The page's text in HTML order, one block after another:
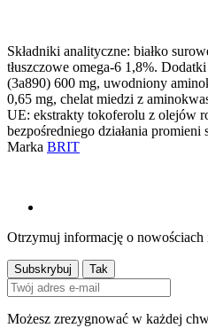
Składniki analityczne: białko
tłuszczowe omega-6 1,8%.
(3a890) 600 mg, uwodniony
0,65 mg, chelat miedzi z
UE: ekstrakty tokoferolu z olejów
bezpośredniego działania
Marka BRIT
Otrzymuj informację o nowościach
Możesz zrezygnować w każdej